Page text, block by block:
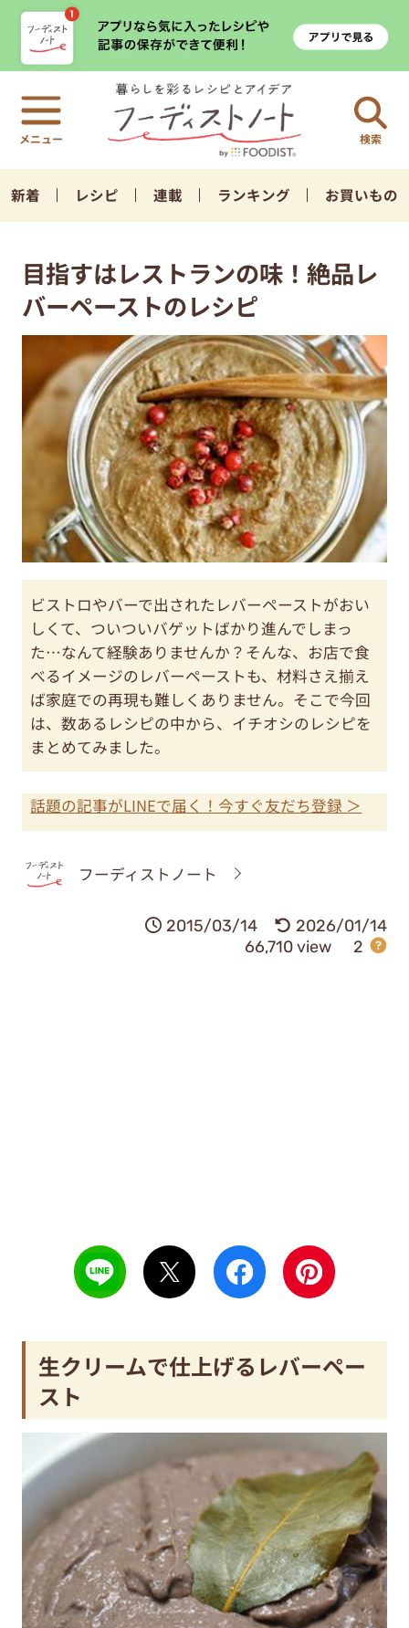
検索
新着 レシピ 連載 ランキング お買いもの
目指すはレストランの味！絶品レ
バーペーストのレシピ
ビストロやバーで出されたレバーペーストがおい
しくて、ついついバゲットばかり進んでしまっ
た…なんて経験ありませんか？そんな、お店で食
べるイメージのレバーペーストも、材料さえ揃え
ば家庭での再現も難しくありません。そこで今回
は、数あるレシピの中から、イチオシのレシピを
まとめてみました。
話題の記事がLINEで届く！今すぐ友だち登録 ＞
フーディストノート
2015/03/14
2026/01/14
66,710 view
2
生クリームで仕上げるレバーペー
スト